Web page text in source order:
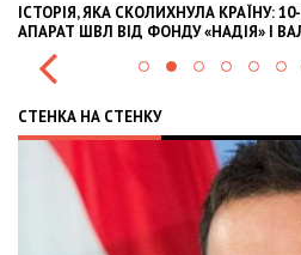
КРАЇНУ: 10-МІСЯЧНИЙ МАРК ОТРИМАВ
І ВАЛЕРІЯ ДУБІЛЯ
СТЕНКА НА СТЕНКУ